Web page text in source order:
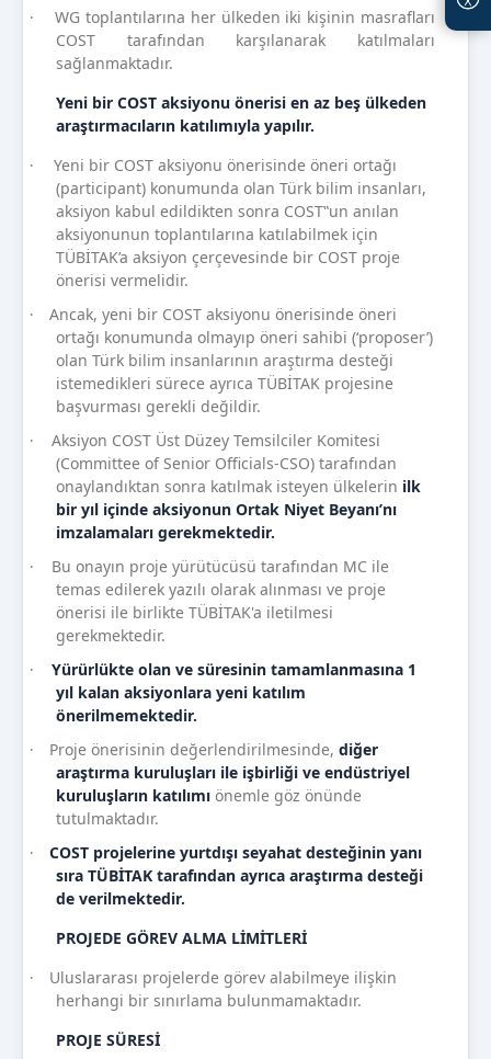
·
WG toplantılarına her ülkeden iki kişinin masrafları
COST tarafından karşılanarak katılmaları
sağlanmaktadır.
Yeni bir COST aksiyonu önerisi en az beş ülkeden
araştırmacıların katılımıyla yapılır.
·
Yeni bir COST aksiyonu önerisinde öneri ortağı
(participant) konumunda olan Türk bilim insanları,
aksiyon kabul edildikten sonra COST‟un anılan
aksiyonunun toplantılarına katılabilmek için
TÜBİTAK’a aksiyon çerçevesinde bir COST proje
önerisi vermelidir.
·
Ancak, yeni bir COST aksiyonu önerisinde öneri
ortağı konumunda olmayıp öneri sahibi (‘proposer’)
olan Türk bilim insanlarının araştırma desteği
istemedikleri sürece ayrıca TÜBİTAK projesine
başvurması gerekli değildir.
·
Aksiyon COST Üst Düzey Temsilciler Komitesi
(Committee of Senior Officials-CSO) tarafından
onaylandıktan sonra katılmak isteyen ülkelerin ilk
bir yıl içinde aksiyonun Ortak Niyet Beyanı’nı
imzalamaları gerekmektedir.
·
Bu onayın proje yürütücüsü tarafından MC ile
temas edilerek yazılı olarak alınması ve proje
önerisi ile birlikte TÜBİTAK'a iletilmesi
gerekmektedir.
·
Yürürlükte olan ve süresinin tamamlanmasına 1
yıl kalan aksiyonlara yeni katılım
önerilmemektedir.
· Proje önerisinin değerlendirilmesinde, diğer
araştırma kuruluşları ile işbirliği ve endüstriyel
kuruluşların katılımı önemle göz önünde
tutulmaktadır.
·
COST projelerine yurtdışı seyahat desteğinin yanı
sıra TÜBİTAK tarafından ayrıca araştırma desteği
de verilmektedir.
PROJEDE GÖREV ALMA LİMİTLERİ
·
Uluslararası projelerde görev alabilmeye ilişkin
herhangi bir sınırlama bulunmamaktadır.
PROJE SÜRESİ